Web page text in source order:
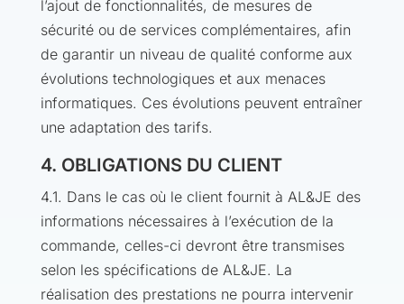
l’ajout de fonctionnalités, de mesures de
sécurité ou de services complémentaires, afin
de garantir un niveau de qualité conforme aux
évolutions technologiques et aux menaces
informatiques. Ces évolutions peuvent entraîner
une adaptation des tarifs.
4. OBLIGATIONS DU CLIENT
4.1. Dans le cas où le client fournit à AL&JE des
informations nécessaires à l’exécution de la
commande, celles-ci devront être transmises
selon les spécifications de AL&JE. La
réalisation des prestations ne pourra intervenir